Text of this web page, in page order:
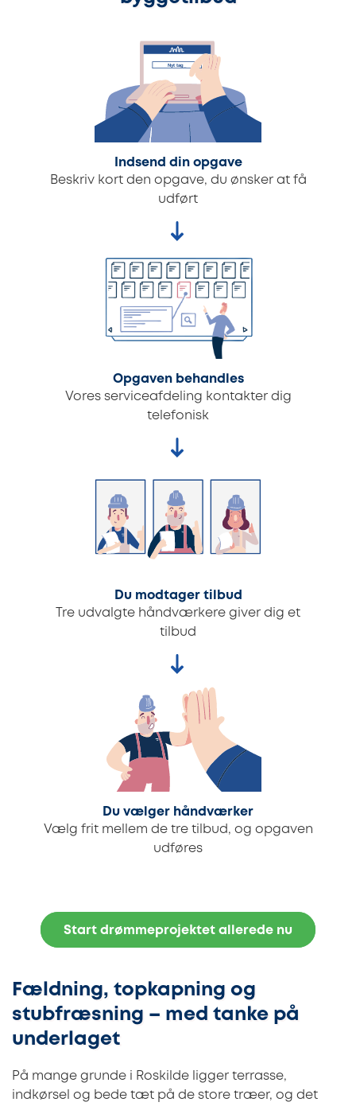
Indsend din opgave
Beskriv kort den opgave, du ønsker at få
udført
Opgaven behandles
Vores serviceafdeling kontakter dig
telefonisk
Du modtager tilbud
Tre udvalgte håndværkere giver dig et
tilbud
Du vælger håndværker
Vælg frit mellem de tre tilbud, og opgaven
udføres
Start drømmeprojektet allerede nu
Fældning, topkapning og
stubfræsning – med tanke på
underlaget
På mange grunde i Roskilde ligger terrasse,
indkørsel og bede tæt på de store træer, og det